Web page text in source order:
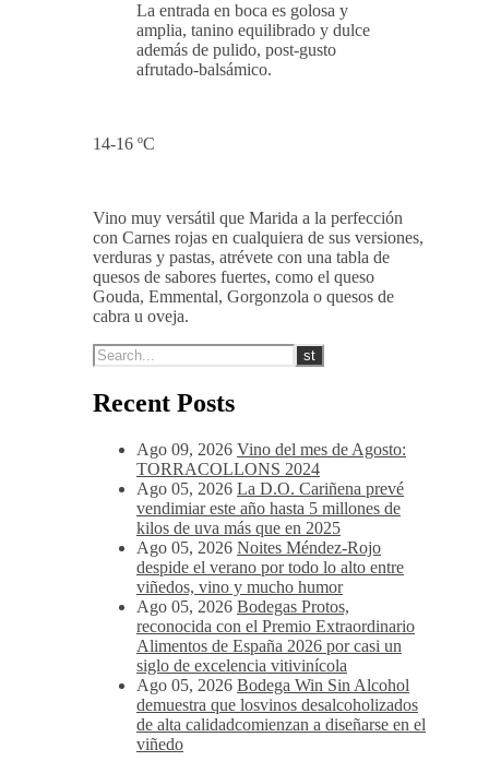
La entrada en boca es golosa y
amplia, tanino equilibrado y dulce
además de pulido, post-gusto
afrutado-balsámico.
14-16 ºC
Vino muy versátil que Marida a la perfección
con Carnes rojas en cualquiera de sus versiones,
verduras y pastas, atrévete con una tabla de
quesos de sabores fuertes, como el queso
Gouda, Emmental, Gorgonzola o quesos de
cabra u oveja.
Recent Posts
Ago 09, 2026 Vino del mes de Agosto:
TORRACOLLONS 2024
Ago 05, 2026 La D.O. Cariñena prevé
vendimiar este año hasta 5 millones de
kilos de uva más que en 2025
Ago 05, 2026 Noites Méndez-Rojo
despide el verano por todo lo alto entre
viñedos, vino y mucho humor
Ago 05, 2026 Bodegas Protos,
reconocida con el Premio Extraordinario
Alimentos de España 2026 por casi un
siglo de excelencia vitivinícola
Ago 05, 2026 Bodega Win Sin Alcohol
demuestra que losvinos desalcoholizados
de alta calidadcomienzan a diseñarse en el
viñedo